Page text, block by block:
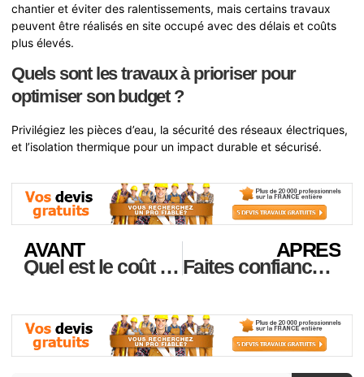
chantier et éviter des ralentissements, mais certains travaux
peuvent être réalisés en site occupé avec des délais et coûts
plus élevés.
Quels sont les travaux à prioriser pour
optimiser son budget ?
Privilégiez les pièces d’eau, la sécurité des réseaux électriques,
et l’isolation thermique pour un impact durable et sécurisé.
AVANT
Quel est le coût moyen de la rénovation d’un appartement au mètre carré ?
APRES
Faites confiance à un spécialiste pour votre projet de rénovation dans le 2ème arrondissement de Paris